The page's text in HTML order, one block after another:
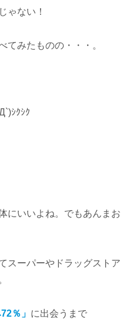
ゃない！
てみたものの・・・。
ｼｸｼｸ
にいいよね。でもあんまお
スーパーやドラッグストア
％」 に出会うまで